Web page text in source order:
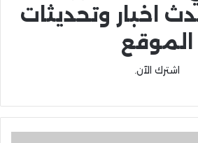
اخبار وتحديثات
الموقع
اشترك الآن.